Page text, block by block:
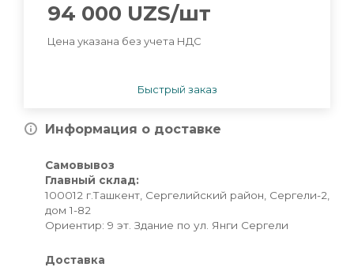
94 000 UZS/шт
Цена указана без учета НДС
Быстрый заказ
Информация о доставке
Самовывоз
Главный склад:
100012 г.Ташкент, Сергелийский район, Сергели-2,
дом 1-82
Ориентир: 9 эт. Здание по ул. Янги Сергели
Доставка